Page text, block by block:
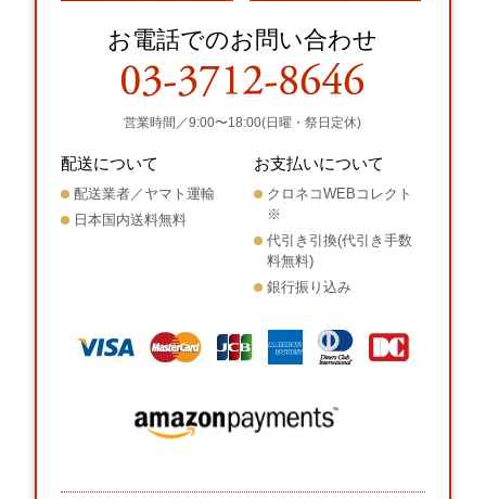
お電話でのお問い合わせ
営業時間／9:00〜18:00(日曜・祭日定休)
配送について
配送業者／ヤマト運輸
日本国内送料無料
お支払いについて
クロネコWEBコレクト
※
代引き引換(代引き手数
料無料)
銀行振り込み